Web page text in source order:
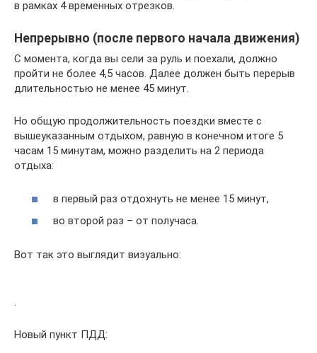
в рамках 4 временных отрезков.
Непрерывно (после первого начала движения)
С момента, когда вы сели за руль и поехали, должно
пройти не более 4,5 часов. Далее должен быть перерыв
длительностью не менее 45 минут.
Но общую продолжительность поездки вместе с
вышеуказанным отдыхом, равную в конечном итоге 5
часам 15 минутам, можно разделить на 2 периода
отдыха:
в первый раз отдохнуть не менее 15 минут,
во второй раз – от получаса.
Вот так это выглядит визуально:
.
Новый пункт ПДД: